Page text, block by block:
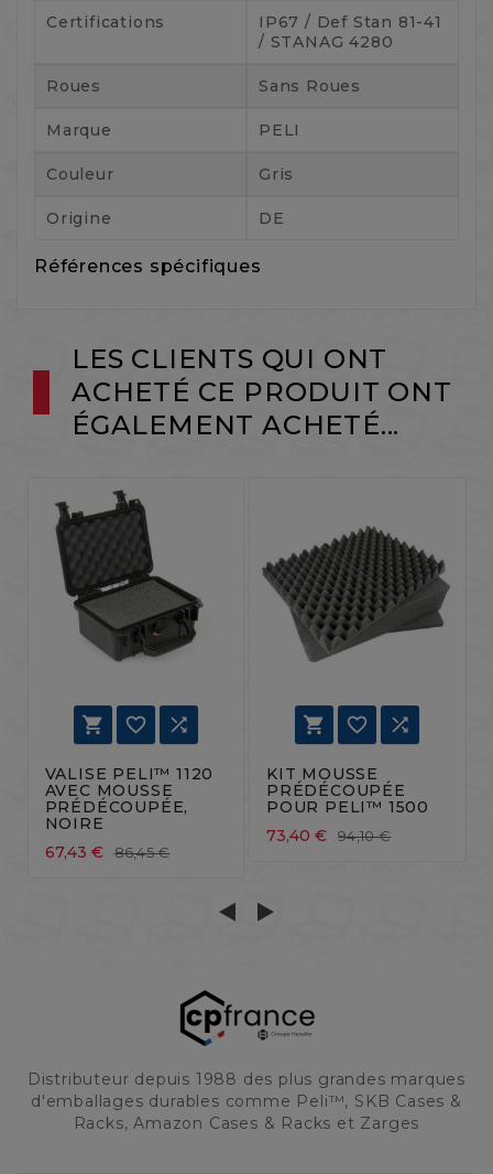
Certifications
IP67 / Def Stan 81-41
/ STANAG 4280
Roues Sans Roues
Marque PELI
Couleur Gris
Origine DE
Références spécifiques
LES CLIENTS QUI ONT
ACHETÉ CE PRODUIT ONT
ÉGALEMENT ACHETÉ...
  
VALISE PELI™ 1120
AVEC MOUSSE
PRÉDÉCOUPÉE,
NOIRE
67,43 €
86,45 €
  
KIT MOUSSE
PRÉDÉCOUPÉE
POUR PELI™ 1500
73,40 €
94,10 €
Distributeur depuis 1988 des plus grandes marques
d'emballages durables comme Peli™, SKB Cases &
Racks, Amazon Cases & Racks et Zarges